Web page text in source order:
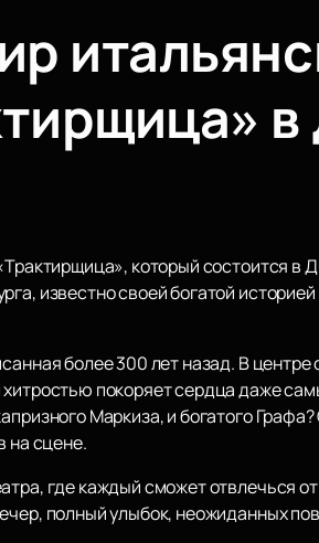
который состоится в
известно своей богатой
более 300 лет назад. В
покоряет сердца даже
Маркиза, и богатого
на сцене.
где каждый сможет отвлечься
полный улыбок, неожиданных